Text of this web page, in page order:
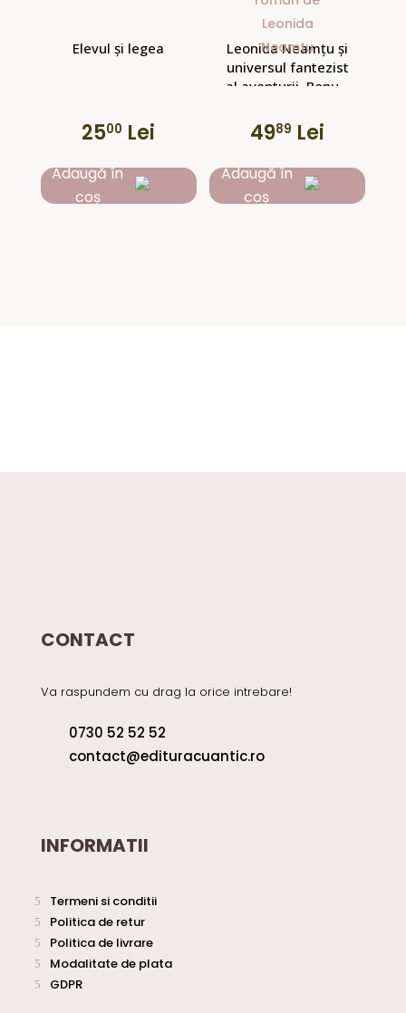
Elevul și legea
2500 Lei
Adaugă în
coș
Leonida Neamțu și
universul fantezist
al aventurii. Bonus:
marelui joc – roman
de Leonida Neamtu
4989 Lei
Adaugă în
coș
CONTACT
Va raspundem cu drag la orice intrebare!
0730 52 52 52
contact@edituracuantic.ro
INFORMATII
Termeni si conditii
Politica de retur
Politica de livrare
Modalitate de plata
GDPR